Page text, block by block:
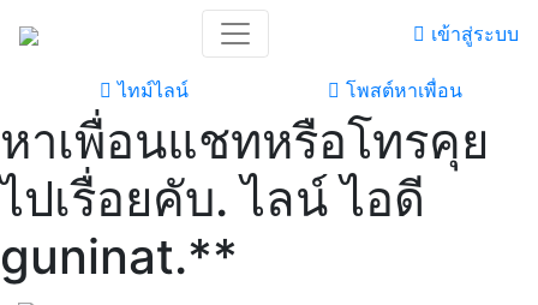
เข้าสู่ระบบ
ไทม์ไลน์ โพสต์หาเพื่อน
หาเพื่อนแชทหรือโทรคุย
ไปเรื่อยคับ. ไลน์ ไอดี
guninat.**